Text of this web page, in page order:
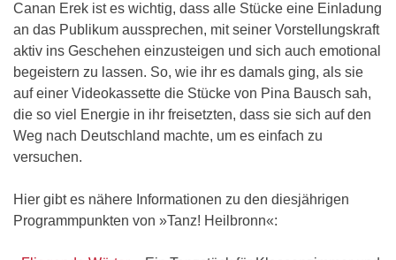
Canan Erek ist es wichtig, dass alle Stücke eine Einladung
an das Publikum aussprechen, mit seiner Vorstellungskraft
aktiv ins Geschehen einzusteigen und sich auch emotional
begeistern zu lassen. So, wie ihr es damals ging, als sie
auf einer Videokassette die Stücke von Pina Bausch sah,
die so viel Energie in ihr freisetzten, dass sie sich auf den
Weg nach Deutschland machte, um es einfach zu
versuchen.
Hier gibt es nähere Informationen zu den diesjährigen
Programmpunkten von »Tanz! Heilbronn«: